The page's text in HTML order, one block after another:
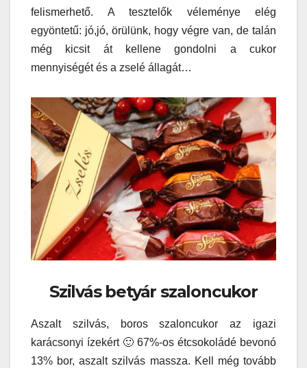
felismerhető. A tesztelők véleménye elég
egyöntetű: jó,jó, örülünk, hogy végre van, de talán
még kicsit át kellene gondolni a cukor
mennyiségét és a zselé állagát…
Szilvás betyár szaloncukor
Aszalt szilvás, boros szaloncukor az igazi
karácsonyi ízekért 🙂 67%-os étcsokoládé bevonó
13% bor, aszalt szilvás massza. Kell még tovább